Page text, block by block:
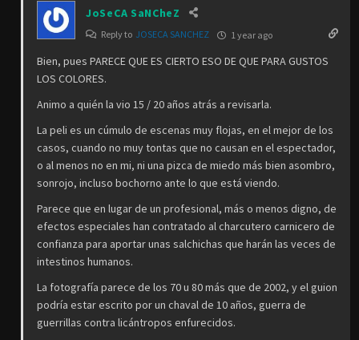
JoSeCA SaNCheZ
Reply to JOSECA SANCHEZ 1 year ago
Bien, pues PARECE QUE ES CIERTO ESO DE QUE PARA GUSTOS
LOS COLORES.
Animo a quién la vio 15 / 20 años atrás a revisarla.
La peli es un cúmulo de escenas muy flojas, en el mejor de los
casos, cuando no muy tontas que no causan en el espectador,
o al menos no en mi, ni una pizca de miedo más bien asombro,
sonrojo, incluso bochorno ante lo que está viendo.
Parece que en lugar de un profesional, más o menos digno, de
efectos especiales han contratado al charcutero carnicero de
confianza para aportar unas salchichas que harán las veces de
intestinos humanos.
La fotografía parece de los 70 u 80 más que de 2002, y el guion
podría estar escrito por un chaval de 10 años, guerra de
guerrillas contra licántropos enfurecidos.